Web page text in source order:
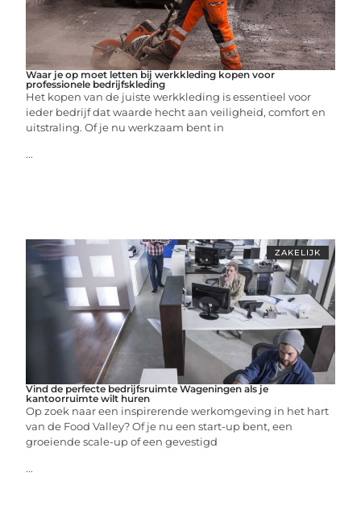
Waar je op moet letten bij werkkleding kopen voor
professionele bedrijfskleding
Het kopen van de juiste werkkleding is essentieel voor
ieder bedrijf dat waarde hecht aan veiligheid, comfort en
uitstraling. Of je nu werkzaam bent in
...
ZAKELIJK
Vind de perfecte bedrijfsruimte Wageningen als je
kantoorruimte wilt huren
Op zoek naar een inspirerende werkomgeving in het hart
van de Food Valley? Of je nu een start-up bent, een
groeiende scale-up of een gevestigd
...